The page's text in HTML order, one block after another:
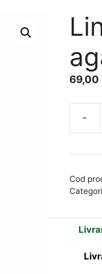
69,00
-
ul
Shiva
agat
pe
negru
e
n
t
Cod